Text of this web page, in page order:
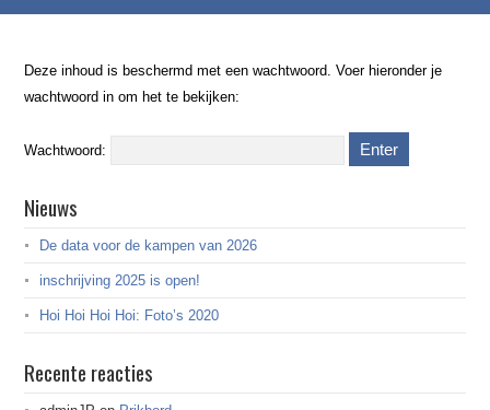
Deze inhoud is beschermd met een wachtwoord. Voer hieronder je
wachtwoord in om het te bekijken:
Wachtwoord:
Nieuws
De data voor de kampen van 2026
inschrijving 2025 is open!
Hoi Hoi Hoi Hoi: Foto’s 2020
Recente reacties